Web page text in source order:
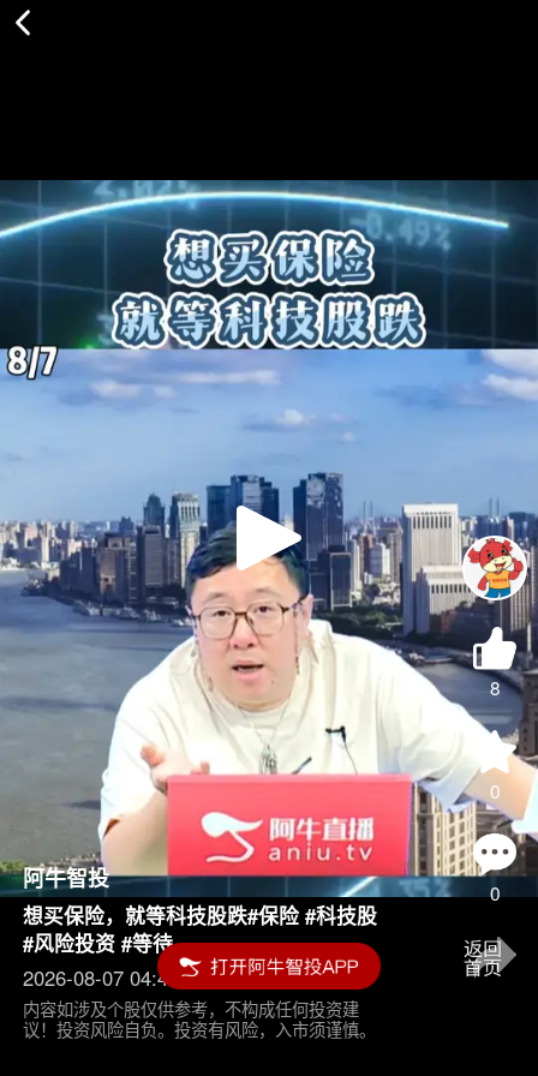
Play
Video
8
0
0
阿牛智投
想买保险，就等科技股跌#保险 #科技股
#风险投资 #等待
2026-08-07 04:45
内容如涉及个股仅供参考，不构成任何投资建
议！投资风险自负。投资有风险，入市须谨慎。